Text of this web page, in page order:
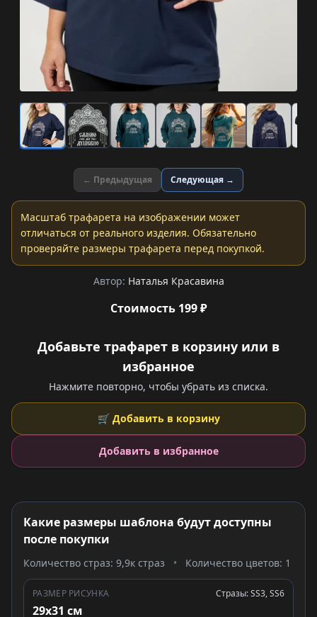
← Предыдущая Следующая →
Масштаб трафарета на изображении может
отличаться от реального изделия. Обязательно
проверяйте размеры трафарета перед покупкой.
Автор: Наталья Красавина
Стоимость 199 ₽
Добавьте трафарет в корзину или в
избранное
Нажмите повторно, чтобы убрать из списка.
🛒 Добавить в корзину
Добавить в избранное
Какие размеры шаблона будут доступны
после покупки
Количество страз: 9,9к страз • Количество цветов: 1
РАЗМЕР РИСУНКА
29x31 см
Стразы: SS3, SS6